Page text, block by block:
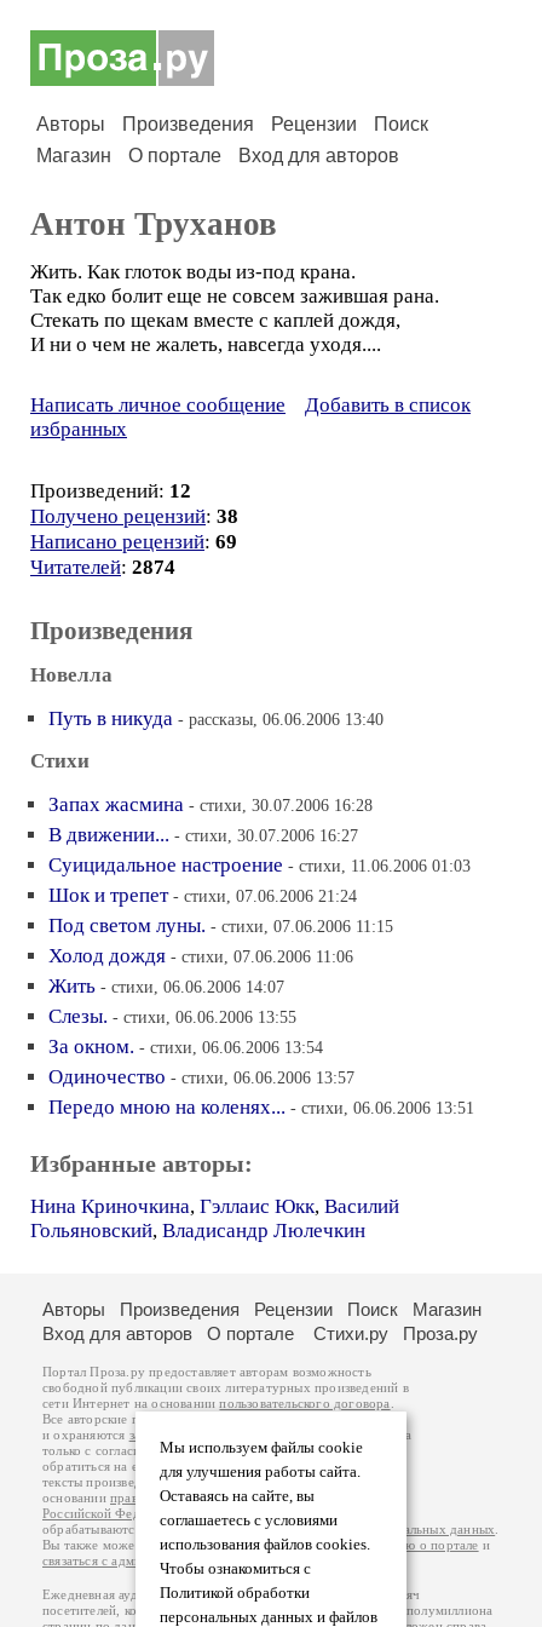
Авторы Произведения Рецензии
Поиск
Магазин
О портале Вход для авторов
Антон Труханов
Жить. Как глоток воды из-под крана.
Так едко болит еще не совсем зажившая рана.
Стекать по щекам вместе с каплей дождя,
И ни о чем не жалеть, навсегда уходя....
Написать личное сообщение
Добавить в список
избранных
Произведений: 12
Получено рецензий: 38
Написано рецензий: 69
Читателей: 2874
Произведения
Новелла
Путь в никуда - рассказы, 06.06.2006 13:40
Стихи
Запах жасмина - стихи, 30.07.2006 16:28
В движении... - стихи, 30.07.2006 16:27
Суицидальное настроение - стихи, 11.06.2006 01:03
Шок и трепет - стихи, 07.06.2006 21:24
Под светом луны. - стихи, 07.06.2006 11:15
Холод дождя - стихи, 07.06.2006 11:06
Жить - стихи, 06.06.2006 14:07
Слезы. - стихи, 06.06.2006 13:55
За окном. - стихи, 06.06.2006 13:54
Одиночество - стихи, 06.06.2006 13:57
Передо мною на коленях... - стихи, 06.06.2006 13:51
Избранные авторы:
Нина Криночкина, Гэллаис Юкк, Василий
Гольяновский, Владисандр Люлечкин
Мы используем файлы cookie
для улучшения работы сайта.
Оставаясь на сайте, вы
соглашаетесь с условиями
использования файлов cookies.
Чтобы ознакомиться с
Политикой обработки
персональных данных и файлов
Авторы Произведения Рецензии Поиск
Магазин
Вход для авторов
О портале Стихи.ру Проза.ру
Портал Проза.ру предоставляет авторам возможность
свободной публикации своих литературных произведений в
сети Интернет на основаниипользовательского договора
Все авторские права на произведения принадлежат авторам
и охраняются законом
. Перепечатка произведений возможна
только с согласия его автора, к которому вы можете
обратиться на его авторской странице. Ответственность за
тексты произведений авторы несут самостоятельно на
основанииправил публикацииизаконодательства
Российской Федерации
обрабатываются на основанииПолитики обработки персональных данных
Вы также можете посмотреть более подробнуюинформацию о портале и
связаться с администрацией
Ежедневная аудитория портала Проза.ру – порядка 100 тысяч
посетителей, которые в общей сумме просматривают более полумиллиона